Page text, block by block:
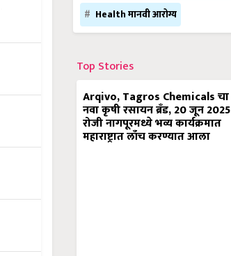
Health मानवी आरोग्य
Top Stories
Arqivo, Tagros Chemicals चा
नवा कृषी रसायन ब्रँड, 20 जून 2025
रोजी नागपूरमध्ये भव्य कार्यक्रमात
महाराष्ट्रात लाँच करण्यात आला